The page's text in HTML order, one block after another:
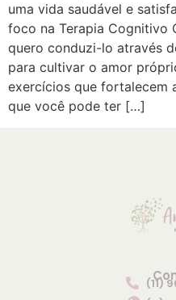
uma vida saudável e
foco na Terapia Cognitivo
quero conduzi-lo através
para cultivar o amor
exercícios que fortalecem
que você pode ter […]
(11)